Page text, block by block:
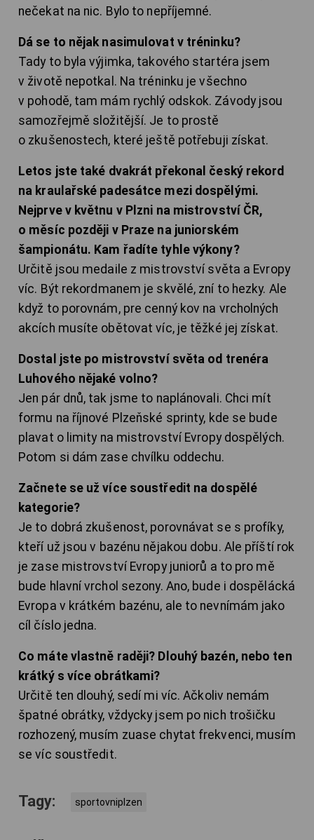
nečekat na nic. Bylo to nepříjemné.
Dá se to nějak nasimulovat v tréninku?
Tady to byla výjimka, takového startéra jsem
v životě nepotkal. Na tréninku je všechno
v pohodě, tam mám rychlý odskok. Závody jsou
samozřejmě složitější. Je to prostě
o zkušenostech, které ještě potřebuji získat.
Letos jste také dvakrát překonal český rekord
na kraulařské padesátce mezi dospělými.
Nejprve v květnu v Plzni na mistrovství ČR,
o měsíc později v Praze na juniorském
šampionátu. Kam řadíte tyhle výkony?
Určitě jsou medaile z mistrovství světa a Evropy
víc. Být rekordmanem je skvělé, zní to hezky. Ale
když to porovnám, pre cenný kov na vrcholných
akcích musíte obětovat víc, je těžké jej získat.
Dostal jste po mistrovství světa od trenéra
Luhového nějaké volno?
Jen pár dnů, tak jsme to naplánovali. Chci mít
formu na říjnové Plzeňské sprinty, kde se bude
plavat o limity na mistrovství Evropy dospělých.
Potom si dám zase chvílku oddechu.
Začnete se už více soustředit na dospělé
kategorie?
Je to dobrá zkušenost, porovnávat se s profíky,
kteří už jsou v bazénu nějakou dobu. Ale příští rok
je zase mistrovství Evropy juniorů a to pro mě
bude hlavní vrchol sezony. Ano, bude i dospělácká
Evropa v krátkém bazénu, ale to nevnímám jako
cíl číslo jedna.
Co máte vlastně raději? Dlouhý bazén, nebo ten
krátký s více obrátkami?
Určitě ten dlouhý, sedí mi víc. Ačkoliv nemám
špatné obrátky, vždycky jsem po nich trošičku
rozhozený, musím zuase chytat frekvenci, musím
se víc soustředit.
Tagy: sportovniplzen